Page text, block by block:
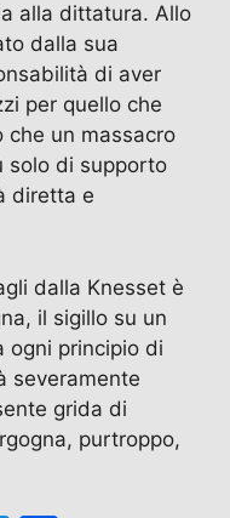
alla dittatura. Allo
dalla sua
di aver
per quello che
che un massacro
solo di supporto
diretta e
dalla Knesset è
il sigillo su un
ogni principio di
severamente
grida di
purtroppo,